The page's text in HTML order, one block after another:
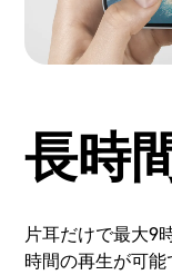
長時
片耳だけで最大9
時間の再生が可